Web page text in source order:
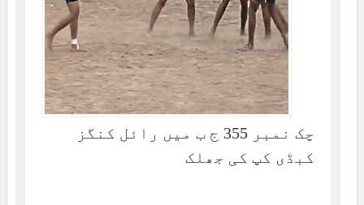
چک نمبر 355 ج ب میں رائل کنگز
کبڈی کپ کی جھلک